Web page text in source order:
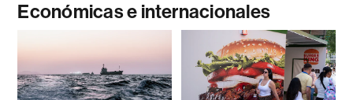
Económicas e internacionales